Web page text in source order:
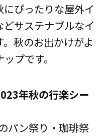
ぴったりな屋外イ
サステナブルなイ
秋のお出かけがよ
プです。
年秋の行楽シー
ン祭り・珈琲祭